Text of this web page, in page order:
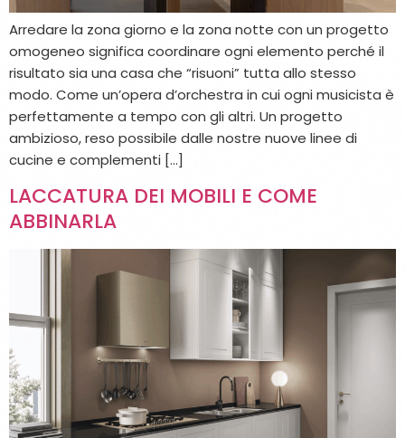
Arredare la zona giorno e la zona notte con un progetto
omogeneo significa coordinare ogni elemento perché il
risultato sia una casa che “risuoni” tutta allo stesso
modo. Come un’opera d’orchestra in cui ogni musicista è
perfettamente a tempo con gli altri. Un progetto
ambizioso, reso possibile dalle nostre nuove linee di
cucine e complementi […]
LACCATURA DEI MOBILI E COME
ABBINARLA